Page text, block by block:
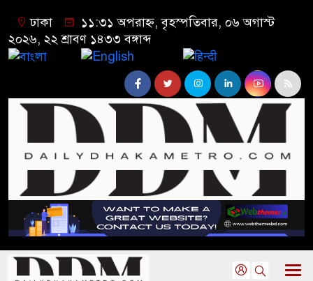
ঢাকা
১১:৩১ অপরাহ্ন, বৃহস্পতিবার, ০৬ অগাস্ট
২০২৬, ২২ শ্রাবণ ১৪৩৩ বঙ্গাব্দ